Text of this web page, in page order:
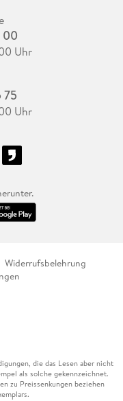
00
Uhr
75
Uhr
Widerrufsbelehrung
die das Lesen aber nicht
als solche gekennzeichnet.
zu Preissenkungen beziehen